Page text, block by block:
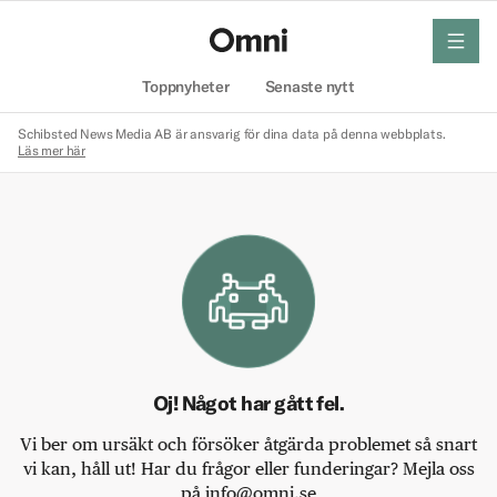
Toppnyheter Senaste nytt
meny
Schibsted News Media AB är ansvarig för dina data på denna webbplats.
Läs mer här
Oj! Något har gått fel.
Vi ber om ursäkt och försöker åtgärda problemet så snart
vi kan, håll ut! Har du frågor eller funderingar? Mejla oss